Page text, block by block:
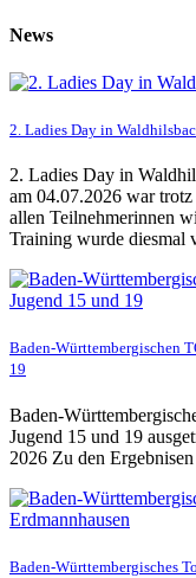
News
2. Ladies Day in
2. Ladies Day in
am 04.07.2026 war
allen Teilnehmerinnen
Training wurde diesmal
Baden-Württembergischen
19
Baden-
Jugend 15 und 19
2026 Zu den
Baden-Württembergisches